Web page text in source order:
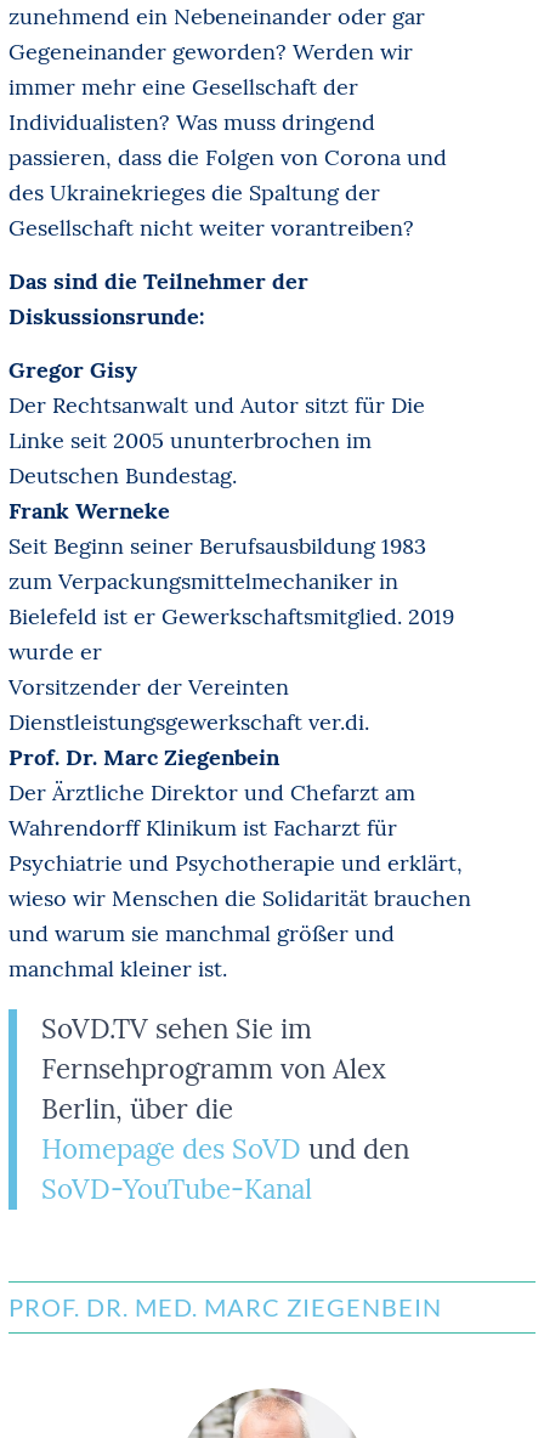
zunehmend ein Nebeneinander oder gar
Gegeneinander geworden? Werden wir
immer mehr eine Gesellschaft der
Individualisten? Was muss dringend
passieren, dass die Folgen von Corona und
des Ukrainekrieges die Spaltung der
Gesellschaft nicht weiter vorantreiben?
Das sind die Teilnehmer der
Diskussionsrunde:
Gregor Gisy
Der Rechtsanwalt und Autor sitzt für Die
Linke seit 2005 ununterbrochen im
Deutschen Bundestag.
Frank Werneke
Seit Beginn seiner Berufsausbildung 1983
zum Verpackungsmittelmechaniker in
Bielefeld ist er Gewerkschaftsmitglied. 2019
wurde er
Vorsitzender der Vereinten
Dienstleistungsgewerkschaft ver.di.
Prof. Dr. Marc Ziegenbein
Der Ärztliche Direktor und Chefarzt am
Wahrendorff Klinikum ist Facharzt für
Psychiatrie und Psychotherapie und erklärt,
wieso wir Menschen die Solidarität brauchen
und warum sie manchmal größer und
manchmal kleiner ist.
SoVD.TV sehen Sie im
Fernsehprogramm von Alex
Berlin, über die
Homepage des SoVD und den
SoVD-YouTube-Kanal
PROF. DR. MED. MARC ZIEGENBEIN